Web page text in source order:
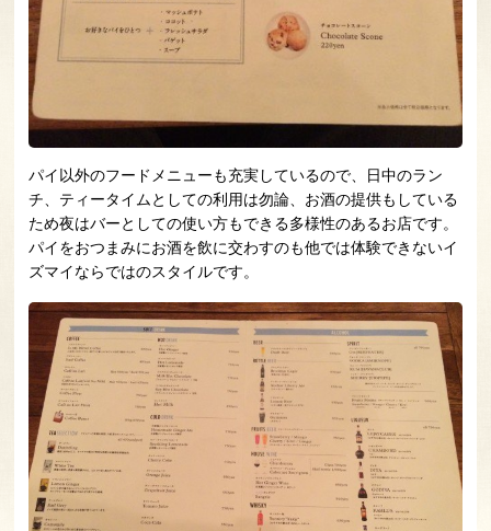
パイ以外のフードメニューも充実しているので、日中のラン
チ、ティータイムとしての利用は勿論、お酒の提供もしている
ため夜はバーとしての使い方もできる多様性のあるお店です。
パイをおつまみにお酒を飲に交わすのも他では体験できないイ
ズマイならではのスタイルです。